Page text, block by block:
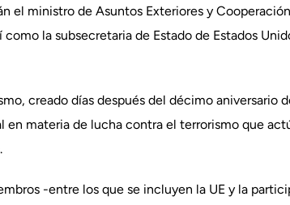
el ministro de Asuntos Exteriores y
la subsecretaria de Estado de Estados
creado días después del décimo
materia de lucha contra el terrorismo que
-entre los que se incluyen la UE y la